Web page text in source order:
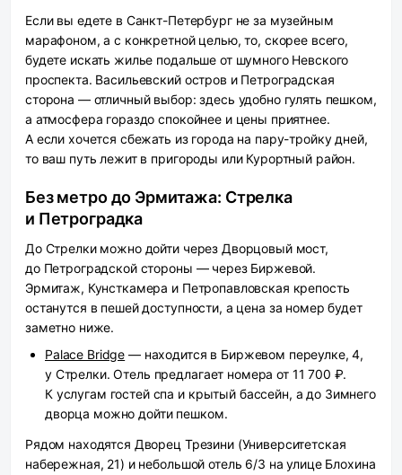
Если вы едете в Санкт-Петербург не за музейным
марафоном, а с конкретной целью, то, скорее всего,
будете искать жилье подальше от шумного Невского
проспекта. Васильевский остров и Петроградская
сторона — отличный выбор: здесь удобно гулять пешком,
а атмосфера гораздо спокойнее и цены приятнее.
А если хочется сбежать из города на пару-тройку дней,
то ваш путь лежит в пригороды или Курортный район.
Без метро до Эрмитажа: Стрелка
и Петроградка
До Стрелки можно дойти через Дворцовый мост,
до Петроградской стороны — через Биржевой.
Эрмитаж, Кунсткамера и Петропавловская крепость
останутся в пешей доступности, а цена за номер будет
заметно ниже.
Palace Bridge — находится в Биржевом переулке, 4,
у Стрелки. Отель предлагает номера от 11 700 ₽.
К услугам гостей спа и крытый бассейн, а до Зимнего
дворца можно дойти пешком.
Рядом находятся Дворец Трезини (Университетская
набережная, 21) и небольшой отель 6/3 на улице Блохина